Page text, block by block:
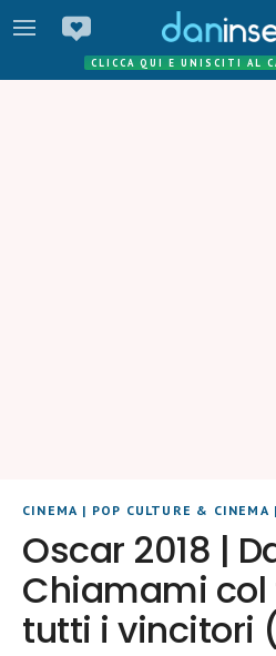
CLICCA QUI E UNISCITI AL
CINEMA | POP CULTURE & CINEMA
Oscar 2018 |
Chiamami col
tutti i vincitori